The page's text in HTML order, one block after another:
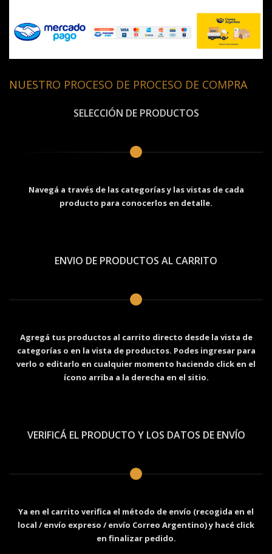
NUESTRO PROCESO DE PROCESO DE COMPRA
SELECCIÓN DE PRODUCTOS
Navegá a través de las categorías y las vistas de cada
producto para conocerlos en detalle.
ENVIO DE PRODUCTOS AL CARRITO
Agregá tus productos al carrito directo desde la vista de
categorías o en la vista de productos. Podes ingresar para
verlo o editarlo en cualquier momento haciendo click en el
ícono arriba a la derecha en el sitio.
VERIFICÁ EL PRODUCTO Y LOS DATOS DE ENVÍO
Ya en el carrito verifica el método de envío (recogida en el
local / envío expreso / envío Correo Argentino) y hacé click
en finalizar pedido.